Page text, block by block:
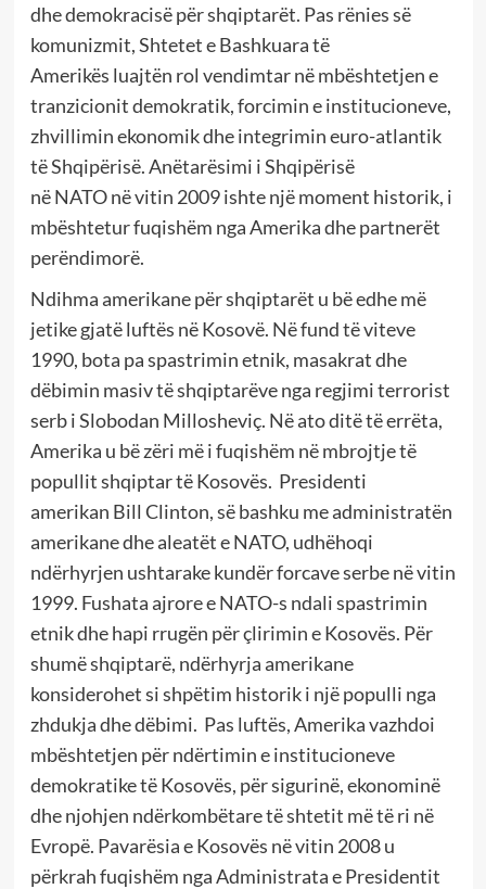
dhe demokracisë për shqiptarët. Pas rënies së
komunizmit, Shtetet e Bashkuara të
Amerikës luajtën rol vendimtar në mbështetjen e
tranzicionit demokratik, forcimin e institucioneve,
zhvillimin ekonomik dhe integrimin euro-atlantik
të Shqipërisë. Anëtarësimi i Shqipërisë
në NATO në vitin 2009 ishte një moment historik, i
mbështetur fuqishëm nga Amerika dhe partnerët
perëndimorë.
Ndihma amerikane për shqiptarët u bë edhe më
jetike gjatë luftës në Kosovë. Në fund të viteve
1990, bota pa spastrimin etnik, masakrat dhe
dëbimin masiv të shqiptarëve nga regjimi terrorist
serb i Slobodan Millosheviç. Në ato ditë të errëta,
Amerika u bë zëri më i fuqishëm në mbrojtje të
popullit shqiptar të Kosovës. Presidenti
amerikan Bill Clinton, së bashku me administratën
amerikane dhe aleatët e NATO, udhëhoqi
ndërhyrjen ushtarake kundër forcave serbe në vitin
1999. Fushata ajrore e NATO-s ndali spastrimin
etnik dhe hapi rrugën për çlirimin e Kosovës. Për
shumë shqiptarë, ndërhyrja amerikane
konsiderohet si shpëtim historik i një populli nga
zhdukja dhe dëbimi. Pas luftës, Amerika vazhdoi
mbështetjen për ndërtimin e institucioneve
demokratike të Kosovës, për sigurinë, ekonominë
dhe njohjen ndërkombëtare të shtetit më të ri në
Evropë. Pavarësia e Kosovës në vitin 2008 u
përkrah fuqishëm nga Administrata e Presidentit